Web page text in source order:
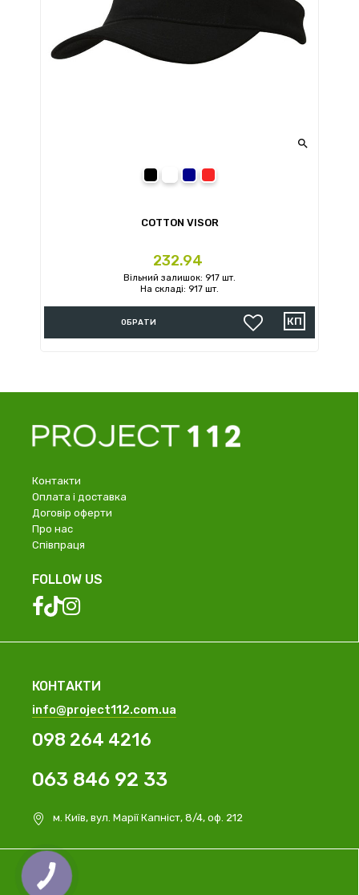

COTTON VISOR
Ціна
232.94
Вільний залишок: 917 шт.
На складі: 917 шт.
ОБРАТИ
Контакти
Оплата і доставка
Договір оферти
Про нас
Співпраця
FOLLOW US
КОНТАКТИ
info@project112.com.ua
098 264 4216
063 846 92 33
м. Київ, вул. Марії Капніст, 8/4, оф. 212